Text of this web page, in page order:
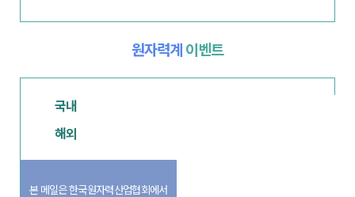
원자력계 이벤트
국내
해외
본 메일은 한국원자력산업협회에서